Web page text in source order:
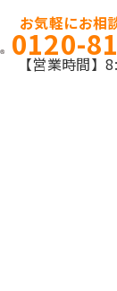
お気軽にお相
0120-
【営業時間】